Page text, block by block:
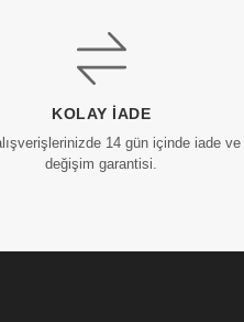
KOLAY İADE
14 gün içinde iade ve
değişim garantisi.